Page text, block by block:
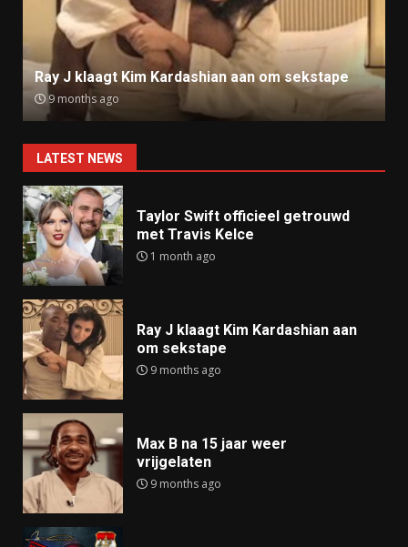
Ray J klaagt Kim Kardashian aan om sekstape
9 months ago
LATEST NEWS
Taylor Swift officieel getrouwd
met Travis Kelce
1 month ago
Ray J klaagt Kim Kardashian aan
om sekstape
9 months ago
Max B na 15 jaar weer
vrijgelaten
9 months ago